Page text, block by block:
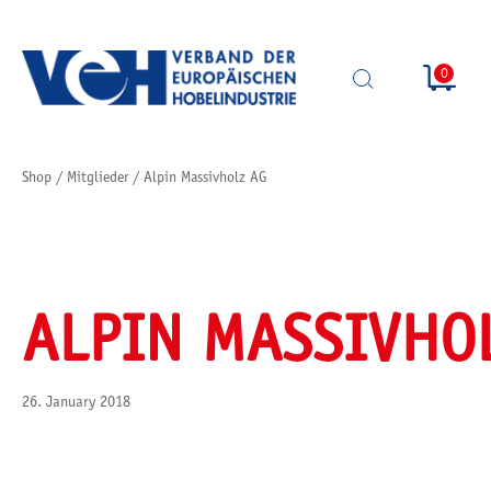
SUCHE
0
Shop / Mitglieder/ Alpin Massivholz AG
ALPIN
26. January 2018